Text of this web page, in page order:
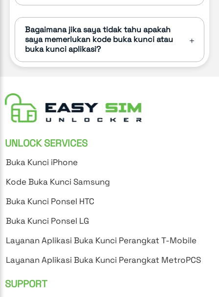
Bagaimana jika saya tidak tahu apakah
saya memerlukan kode buka kunci atau
buka kunci aplikasi?
UNLOCK SERVICES
Buka Kunci iPhone
Kode Buka Kunci Samsung
Buka Kunci Ponsel HTC
Buka Kunci Ponsel LG
Layanan Aplikasi Buka Kunci Perangkat T-Mobile
Layanan Aplikasi Buka Kunci Perangkat MetroPCS
SUPPORT